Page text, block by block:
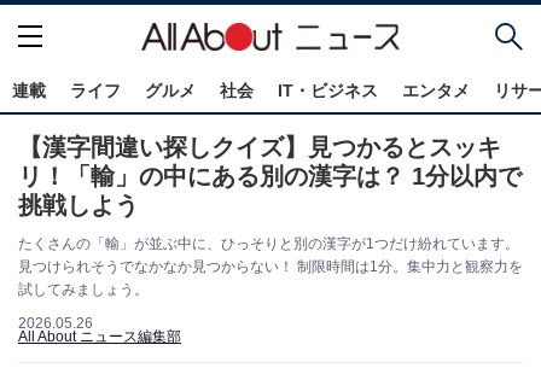
連載 ライフ グルメ 社会 IT・ビジネス エンタメ リサ
【漢字間違い探しクイズ】見つかるとスッキ
リ！「輸」の中にある別の漢字は？ 1分以内で
挑戦しよう
たくさんの「輸」が並ぶ中に、ひっそりと別の漢字が1つだけ紛れています。
見つけられそうでなかなか見つからない！ 制限時間は1分。集中力と観察力を
試してみましょう。
2026.05.26
All About ニュース編集部